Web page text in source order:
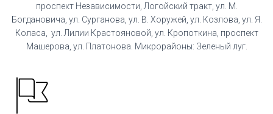
проспект Независимости, Логойский тракт, ул. М.
Богдановича, ул. Сурганова, ул. В. Хоружей, ул. Козлова, ул. Я.
Коласа, ул. Лилии Крастояновой, ул. Кропоткина, проспект
Машерова, ул. Платонова. Микрорайоны: Зеленый луг.